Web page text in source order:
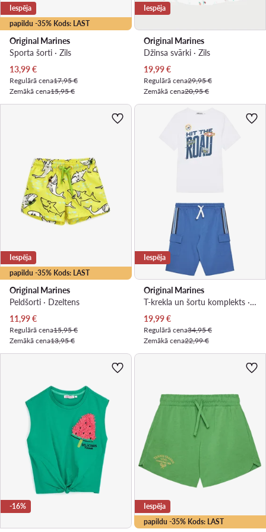
papildu -35% Kods: LAST
Iespēja
Original Marines
Sporta šorti · Zils
Pašreizējā cena
13,99€
Regulārā cena17,95 €
Zemākā cena15,95 €
Iespēja
Original Marines
Džinsa svārki · Zils
Pašreizējā cena
19,99€
Regulārā cena29,95 €
Zemākā cena20,95 €
papildu -35% Kods: LAST
Iespēja
Original Marines
Peldšorti · Dzeltens
Pašreizējā cena
11,99€
Regulārā cena15,95 €
Zemākā cena13,95 €
Iespēja
Original Marines
T-krekla un šortu komplekts · Balts
Pašreizējā cena
19,99€
Regulārā cena34,95 €
Zemākā cena22,99 €
-16%
papildu -35% Kods: LAST
Iespēja